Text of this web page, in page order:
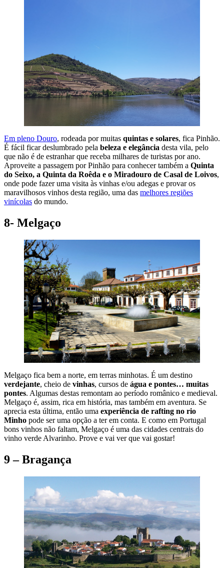
Em pleno Douro, rodeada por muitas quintas e solares, fica Pinhão.
É fácil ficar deslumbrado pela beleza e elegância desta vila, pelo
que não é de estranhar que receba milhares de turistas por ano.
Aproveite a passagem por Pinhão para conhecer também a Quinta
do Seixo, a Quinta da Roêda e o Miradouro de Casal de Loivos,
onde pode fazer uma visita às vinhas e/ou adegas e provar os
maravilhosos vinhos desta região, uma das melhores regiões
vinícolas do mundo.
8- Melgaço
Melgaço fica bem a norte, em terras minhotas. É um destino
verdejante, cheio de vinhas, cursos de água e pontes… muitas
pontes. Algumas destas remontam ao período românico e medieval.
Melgaço é, assim, rica em história, mas também em aventura. Se
aprecia esta última, então uma experiência de rafting no rio
Minho pode ser uma opção a ter em conta. E como em Portugal
bons vinhos não faltam, Melgaço é uma das cidades centrais do
vinho verde Alvarinho. Prove e vai ver que vai gostar!
9 – Bragança